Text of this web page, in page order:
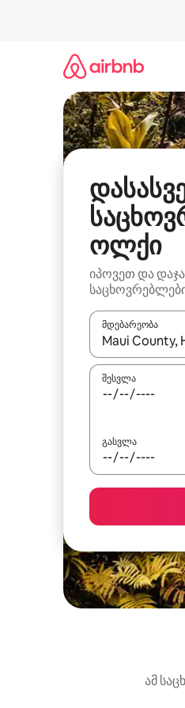
ოლქი
იპოვეთ და
მდებარეობა
როცა შედეგები
შესვლა
გასვლა
ამ